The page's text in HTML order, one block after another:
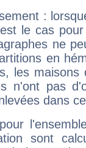
:
le cas
ne
en
les maisons
n'ont pas
dans
sont